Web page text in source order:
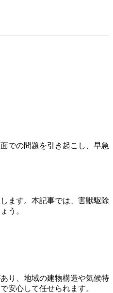
での問題を引き起こし、早急
ます。本記事では、害獣駆除
う。
り、地域の建物構造や気候特
安心して任せられます。